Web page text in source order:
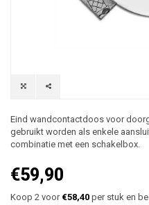
Eind wandcontactdoos voor
gebruikt worden als enkele
combinatie met een schakelbox.
€59,90
Koop 2 voor €58,40 per stuk en